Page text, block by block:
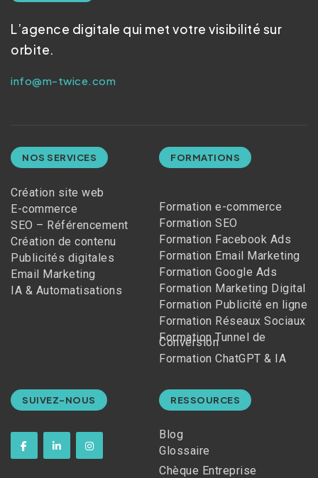
L’agence digitale qui met votre visibilité sur
orbite.
info@m-twice.com
NOS SERVICES
Création site web
E-commerce
SEO – Référencement
Création de contenu
Publicités digitales
Email Marketing
IA & Automatisations
FORMATIONS
Formation e-commerce
Formation SEO
Formation Facebook Ads
Formation Email Marketing
Formation Google Ads
Formation Marketing Digital
Formation Publicité en ligne
Formation Réseaux Sociaux
Formation Tunnel de
Conversion
Formation ChatGPT & IA
SUIVEZ-NOUS RESSOURCES
Blog
Glossaire
Chèque Entreprise